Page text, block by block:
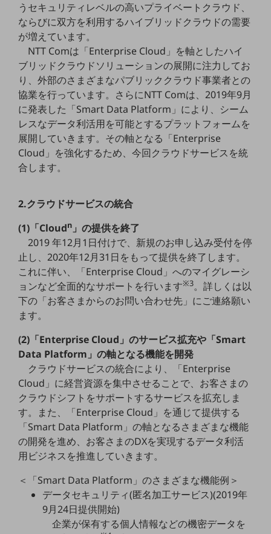
データ利活用
運用管理
業務支援・マーケティング
災害対策・BCP
課題・ニーズで探す
課題・ニーズで探すTOP
マーケティング
業務効率化
災害対策
職場環境整備
地域共創・地方創生
セキュリティ対策
遠隔監視
顧客体験（CX）改善
自動化・省電化
人材不足解消
業種・業態で探す
業種・業態で探すTOP
自治体
一次産業
医療・介護
うセキュリティレベルの高いプライベートクラウド、
ならびに双方を利用するハイブリッドクラウドの需要
が増えています。
NTT Comは「Enterprise Cloud」を軸としたハイ
ブリッドクラウドソリューションの展開に注力してお
り、外部のさまざまなパブリッククラウド事業者との
協業を行っています。さらにNTT Comは、2019年9月
に発表した「Smart Data Platform」により、シーム
レスなデータ利活用を可能とするプラットフォームを
展開していきます。その軸となる「Enterprise
Cloud」を強化するため、今回クラウドサービスを統
合します。
2.クラウドサービスの統合
(1)「Cloudn 」の提供を終了
2019 年12月1日付けで、新規のお申し込み受付を停
止し、2020年12月31日をもって提供を終了します。
これに伴い、「Enterprise Cloud」へのマイグレーシ
ョンなど全面的なサポートを行います※3。詳しくは以
下の「お客さまからのお問い合わせ先」にご連絡願い
ます。
(2)「Enterprise Cloud」のサービス拡充や「Smart
Data Platform」の軸となる機能を開発
クラウドサービスの統合により、「Enterprise
Cloud」に経営資源を集中させることで、お客さまの
クラウドシフトをサポートするサービスを拡充しま
す。また、「Enterprise Cloud」を通じて提供する
「Smart Data Platform」の軸となるさまざまな機能
の開発を進め、お客さまのDXを実現するデータ利活
用ビジネスを推進していきます。
＜「Smart Data Platform」のさまざまな機能例＞
データセキュリティ(匿名加工サービス)(2019年
9月24日提供開始)
企業が保有する個人情報などの機密データを